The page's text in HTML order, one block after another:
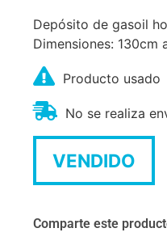
Depósito de gasoil
Dimensiones:
Producto usado
No se realiza
VENDIDO
Comparte este